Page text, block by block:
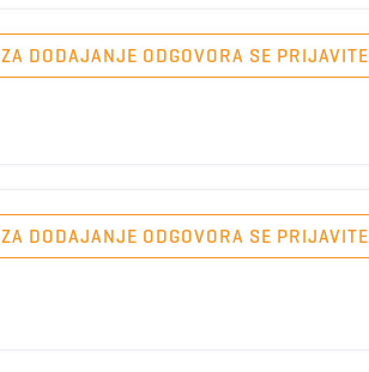
ZA DODAJANJE ODGOVORA SE PRIJAVITE
ZA DODAJANJE ODGOVORA SE PRIJAVITE